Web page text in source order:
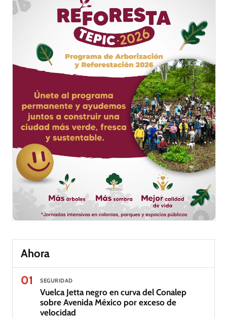
Ahora
01
SEGURIDAD
Vuelca Jetta negro en curva del Conalep
sobre Avenida México por exceso de
velocidad